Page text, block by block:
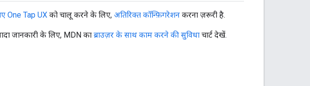
One Tap UX को चालू करने के लिए, अतिरिक्त कॉन्फ़िगरेशन करना ज़रूरी है.
जानकारी के लिए, MDN का ब्राउज़र के साथ काम करने की सुविधा चार्ट देखें.